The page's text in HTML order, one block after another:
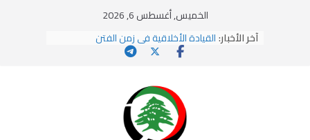
الخميس, أغسطس 6, 2026
آخر الأخبار:القيادة الأخلاقية في زمن الفتن
الاستلاب الثقافي وتحديات الهوية الإسلامية
يومَ يَفيضُ العَرَقُ